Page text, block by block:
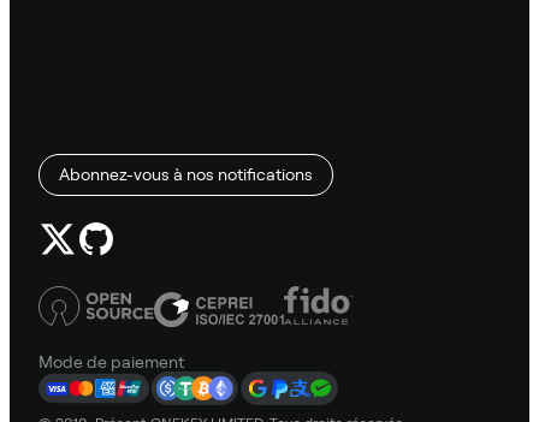
Abonnez-vous à nos notifications
Mode de paiement